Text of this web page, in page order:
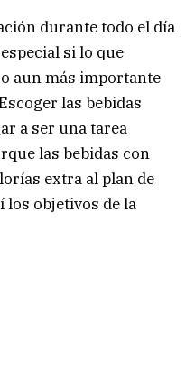
durante todo el día
si lo que
aun más importante
las bebidas
a ser una tarea
las bebidas con
extra al plan de
objetivos de la